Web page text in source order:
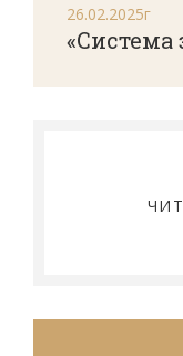
26.02.2025г
«Система